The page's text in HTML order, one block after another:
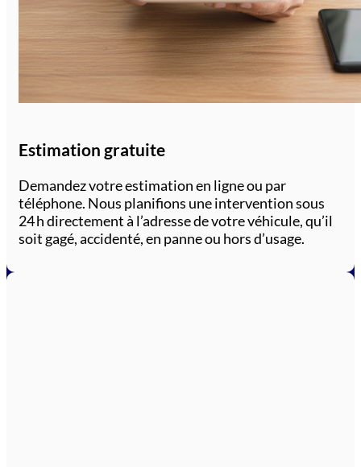
Estimation gratuite
Demandez votre estimation en ligne ou par
téléphone. Nous planifions une intervention sous
24 h directement à l’adresse de votre véhicule, qu’il
soit gagé, accidenté, en panne ou hors d’usage.